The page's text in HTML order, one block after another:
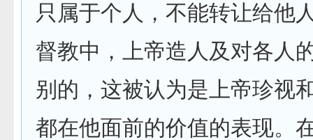
只属于个人，不能转让给他
督教中，上帝造人及对各人
别的，这被认为是上帝珍视
都在他面前的价值的表现。